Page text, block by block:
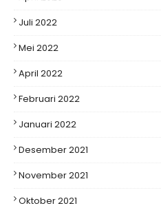
Juli 2022
Mei 2022
April 2022
Februari 2022
Januari 2022
Desember 2021
November 2021
Oktober 2021